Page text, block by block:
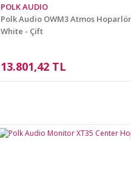
POLK AUDIO
Polk Audio OWM3 Atmos Hoparlör
White - Çift
13.801,42 TL